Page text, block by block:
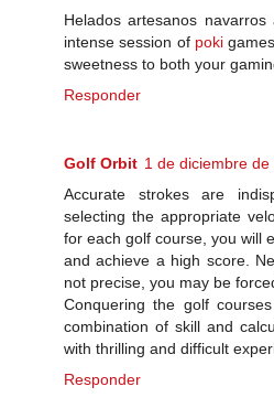
Helados artesanos
intense session of poki
sweetness to both your
Responder
Golf Orbit 1 de diciembre
Accurate strokes are
selecting the appropriate
for each golf course, you will
and achieve a high score.
not precise, you may be
Conquering the golf
combination of skill and
with thrilling and difficult
Responder